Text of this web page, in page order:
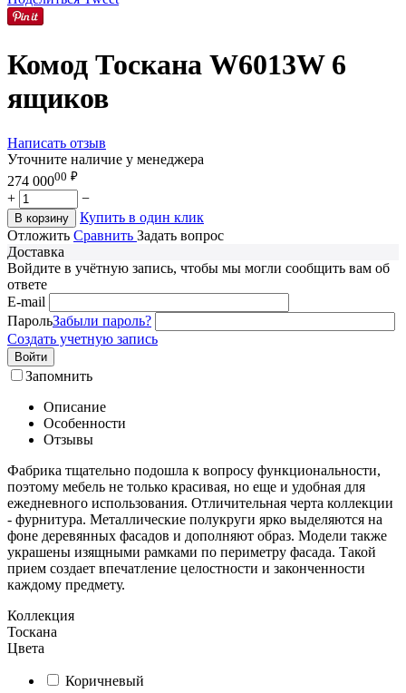
Комод Тоскана W6013W 6
ящиков
Написать отзыв
Уточните наличие у менеджера
274 00000 ₽
+ −
В корзину
Купить в один клик
Отложить Сравнить Задать вопрос
Доставка
Войдите в учётную запись, чтобы мы могли сообщить вам об
ответе
E-mail
ПарольЗабыли пароль?
Создать учетную запись
Войти
Запомнить
Описание
Особенности
Отзывы
Фабрика тщательно подошла к вопросу функциональности,
поэтому мебель не только красивая, но еще и удобная для
ежедневного использования. Отличительная черта коллекции
- фурнитура. Металлические полукруги ярко выделяются на
фоне деревянных фасадов и дополняют образ. Модели также
украшены изящными рамками по периметру фасада. Такой
прием создает впечатление целостности и законченности
каждому предмету.
Коллекция
Тоскана
Цвета
Коричневый